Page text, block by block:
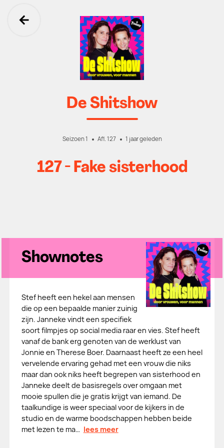
Ga terug
De Shitshow
Seizoen 1 Afl. 127 1 jaar geleden
127 - Fake sisterhood
Shownotes
Stef heeft een hekel aan mensen
die op een bepaalde manier zuinig
zijn. Janneke vindt een specifiek
soort filmpjes op social media raar en vies. Stef heeft
vanaf de bank erg genoten van de werklust van
Jonnie en Therese Boer. Daarnaast heeft ze een heel
vervelende ervaring gehad met een vrouw die niks
maar dan ook niks heeft begrepen van sisterhood en
Janneke deelt de basisregels over omgaan met
mooie spullen die je gratis krijgt van iemand. De
taalkundige is weer speciaal voor de kijkers in de
studio en de warme boodschappen hebben beide
met lezen te ma… lees meer